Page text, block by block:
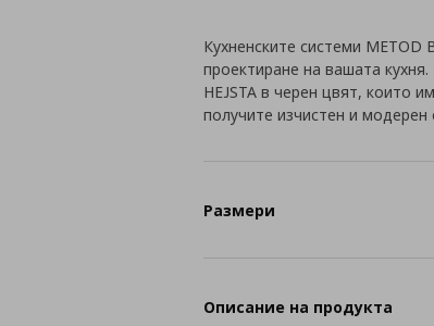
Кухненските системи
проектиране на вашата
HEJSTA в черен цвят, които
получите изчистен и модерен
Размери
Описание на продукта